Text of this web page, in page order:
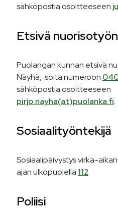
sähköpostia osoitteeseen
Etsivä
Puolangan kunnan etsivä
Näyhä, soita numeroon
sähköpostia osoitteeseen
pirjo.nayha(at)puolanka.fi.
Sosiaalityöntekijä
Sosiaalipäivystys virka-
ajan ulkopuolella 112
Poliisi